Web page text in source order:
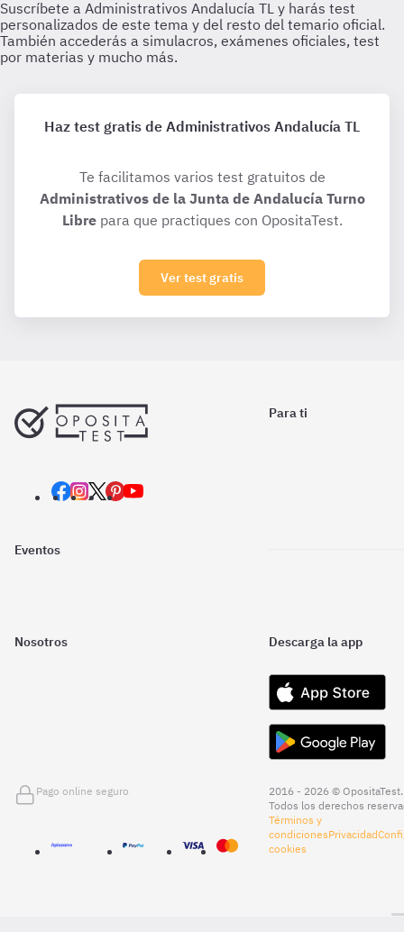
Haz test gratis de Administrativos Andalucía TL
Te facilitamos varios test gratuitos de
Administrativos de la Junta de Andalucía Turno
Librepara que practiques con OpositaTest.
Ver test gratis
Para ti
Eventos
Nosotros Descarga la app
Pago online seguro
2016 - 2026 © OpositaTest.
Todos los derechos
Términos y
condicionesPrivacidad
cookies